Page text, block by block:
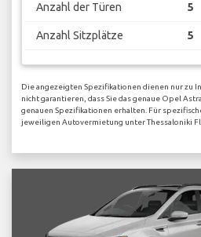
Anzahl der Türen 5
Anzahl Sitzplätze 5
Die angezeigten Spezifikationen dienen nur zu
nicht garantieren, dass Sie das genaue Opel
genauen Spezifikationen erhalten. Für
jeweiligen Autovermietung unter Thessaloniki